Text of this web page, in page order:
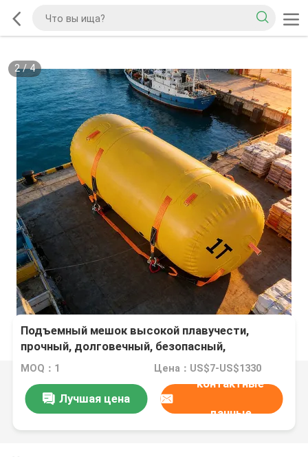
2/4
Подъемный мешок высокой плавучести,
прочный, долговечный, безопасный,
устойчивый, высокая грузоподъемность
MOQ：1 Цена：US$7-US$1330
Лучшая цена
контактные
данные